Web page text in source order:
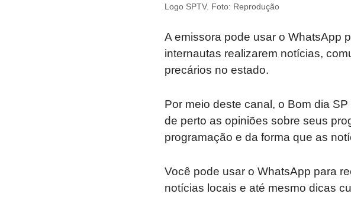
Logo SPTV. Foto: Reprodução
A emissora pode usar o WhatsApp
internautas realizarem notícias,
precários no estado.
Por meio deste canal, o Bom dia
de perto as opiniões sobre seus
programação e da forma que as
Você pode usar o WhatsApp para
notícias locais e até mesmo dicas